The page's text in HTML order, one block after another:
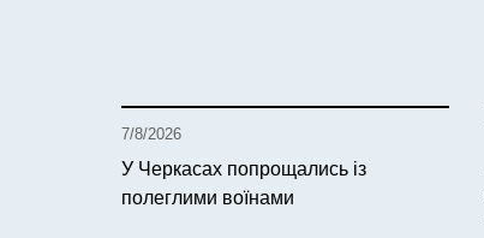
7/8/2026
У Черкасах попрощались із
полеглими воїнами